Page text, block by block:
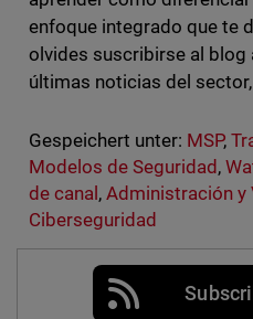
enfoque integrado que te
olvides suscribirse al blog
últimas noticias del
Gespeichert unter: MSP,
Modelos de Seguridad ,
de canal , Administración y
Ciberseguridad